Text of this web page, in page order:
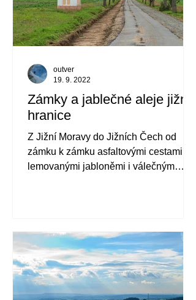
Zámky a jablečné aleje jižní
hranice
Z Jižní Moravy do Jižních Čech od
zámku k zámku asfaltovými cestami
lemovanými jabloněmi i válečným
outver
19. 9. 2022